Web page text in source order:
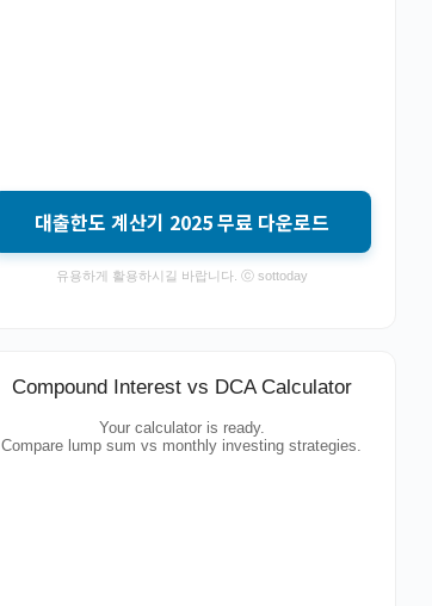
대출한도 계산기 2025 무료 다운로드
유용하게 활용하시길 바랍니다. ⓒ sottoday
Compound Interest vs DCA Calculator
Your calculator is ready.
Compare lump sum vs monthly investing strategies.